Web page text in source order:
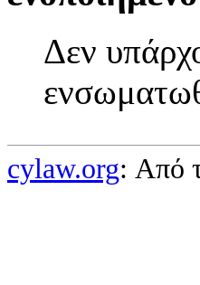
Δεν
cylaw.org: Από